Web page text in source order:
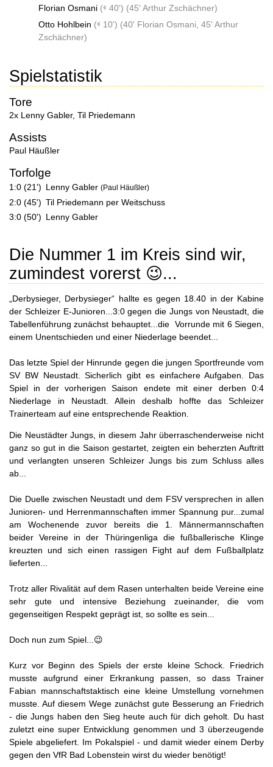
Florian Osmani ( 40') (45' Arthur Zschächner)
Otto Hohlbein ( 10') (40' Florian Osmani 45' Arthur
Zschächner)
Spielstatistik
Tore
2x Lenny Gabler, Til Priedemann
Assists
Paul Häußler
Torfolge
1:0 (21') Lenny Gabler (Paul Häußler)
2:0 (45') Til Priedemann per Weitschuss
3:0 (50') Lenny Gabler
Die Nummer 1 im Kreis sind wir,
zumindest vorerst 😉...
„Derbysieger, Derbysieger“ hallte es gegen 18.40 in der Kabine
der Schleizer E-Junioren...3:0 gegen die Jungs von Neustadt, die
Tabellenführung zunächst behauptet...die Vorrunde mit 6 Siegen,
einem Unentschieden und einer Niederlage beendet...
Das letzte Spiel der Hinrunde gegen die jungen Sportfreunde vom
SV BW Neustadt. Sicherlich gibt es einfachere Aufgaben. Das
Spiel in der vorherigen Saison endete mit einer derben 0:4
Niederlage in Neustadt. Allein deshalb hoffte das Schleizer
Trainerteam auf eine entsprechende Reaktion.
Die Neustädter Jungs, in diesem Jahr überraschenderweise nicht
ganz so gut in die Saison gestartet, zeigten ein beherzten Auftritt
und verlangten unseren Schleizer Jungs bis zum Schluss alles
ab...
Die Duelle zwischen Neustadt und dem FSV versprechen in allen
Junioren- und Herrenmannschaften immer Spannung pur...zumal
am Wochenende zuvor bereits die 1. Männermannschaften
beider Vereine in der Thüringenliga die fußballerische Klinge
kreuzten und sich einen rassigen Fight auf dem Fußballplatz
lieferten...
Trotz aller Rivalität auf dem Rasen unterhalten beide Vereine eine
sehr gute und intensive Beziehung zueinander, die vom
gegenseitigen Respekt geprägt ist, so sollte es sein...
Doch nun zum Spiel...😉
Kurz vor Beginn des Spiels der erste kleine Schock. Friedrich
musste aufgrund einer Erkrankung passen, so dass Trainer
Fabian mannschaftstaktisch eine kleine Umstellung vornehmen
musste. Auf diesem Wege zunächst gute Besserung an Friedrich
- die Jungs haben den Sieg heute auch für dich geholt. Du hast
zuletzt eine super Entwicklung genommen und 3 überzeugende
Spiele abgeliefert. Im Pokalspiel - und damit wieder einem Derby
gegen den VfR Bad Lobenstein wirst du wieder benötigt!